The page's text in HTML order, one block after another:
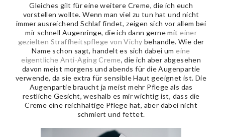
Gleiches gilt für eine weitere Creme, die ich euch
vorstellen wollte. Wenn man viel zu tun hat und nicht
immer ausreichend Schlaf findet, zeigen sich vor allem bei
mir schnell Augenringe, die ich dann gerne mit einer
gezielten Straffheitspflege von Vichy behandle. Wie der
Name schon sagt, handelt es sich dabei um eine
eigentliche Anti-Aging Creme, die ich aber abgesehen
davon meist morgens und abends für die Augenpartie
verwende, da sie extra für sensible Haut geeignet ist. Die
Augenpartie braucht ja meist mehr Pflege als das
restliche Gesicht, weshalb es mir wichtig ist, dass die
Creme eine reichhaltige Pflege hat, aber dabei nicht
schmiert und fettet.